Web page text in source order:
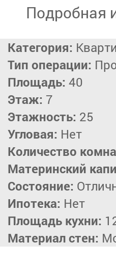
Подробная
Категория:
Тип операции:
Площадь: 40
Этаж: 7
Этажность: 25
Угловая: Нет
Количество
Материнский
Состояние:
Ипотека: Нет
Площадь кухни:
Материал стен: